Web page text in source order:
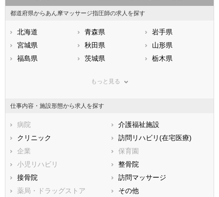
都道府県からあん摩マッサージ指圧師の求人を探す
北海道 青森県
岩手県
宮城県
秋田県
山形県
福島県
茨城県
栃木県
神奈川県
石川県
福井県
静岡県
三重県
滋賀県
大阪府
兵庫県
鳥取県
広島県
徳島県
香川県
愛媛県
もっと見る
仕事内容・施設形態から求人を探す
病院
介護福祉施設
クリニック
訪問リハビリ(在宅医療)
企業
保育園
小児リハビリ
整骨院
接骨院
訪問マッサージ
薬局・ドラッグストア
その他